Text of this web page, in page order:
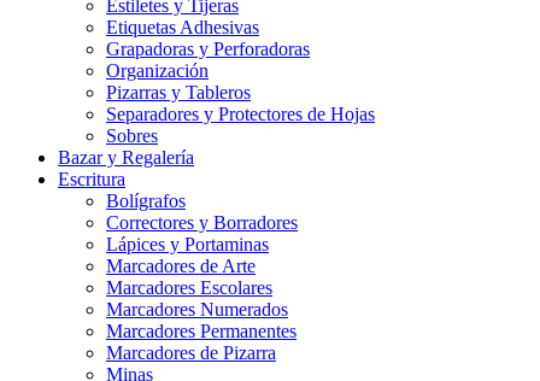
Estiletes y Tijeras
Etiquetas Adhesivas
Grapadoras y Perforadoras
Organización
Pizarras y Tableros
Separadores y Protectores de Hojas
Sobres
Bazar y Regalería
Escritura
Bolígrafos
Correctores y Borradores
Lápices y Portaminas
Marcadores de Arte
Marcadores Escolares
Marcadores Numerados
Marcadores Permanentes
Marcadores de Pizarra
Minas